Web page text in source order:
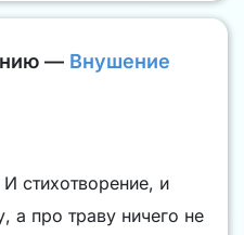
— Внушение
стихотворение, и
а про траву ничего не